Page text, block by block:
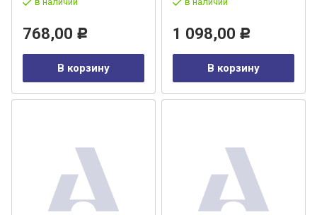
768,00 Р
В корзину
1 098,00 Р
В корзину